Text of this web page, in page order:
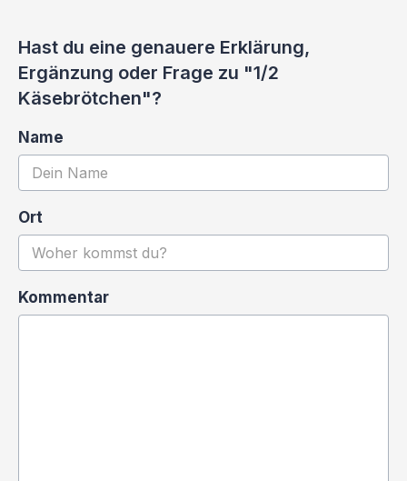
Hast du eine genauere Erklärung,
Ergänzung oder Frage zu "1/2
Käsebrötchen"?
Name
Ort
Kommentar